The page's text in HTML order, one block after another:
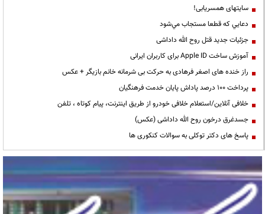
سایتهای همسریابی!
دعايي كه قطعا مستجاب مي‌شود
جزئیات جدید قتل روح الله داداشی
آموزش ساخت Apple ID برای کاربران ایرانی
راز خنده های اصغر فرهادی به حرکت بی شرمانه خانم بازیگر + عکس
پرداخت ۱۰۰ درصد پاداش پایان خدمت فرهنگیان
خلافی آنلاین/استعلام خلافی خودرو از طریق اینترنت، پیام کوتاه ، تلفن
جسدغرق درخون روح الله داداشی (عکس)
پاسخ های دکتر توکلی به سوالات کنکوری ها